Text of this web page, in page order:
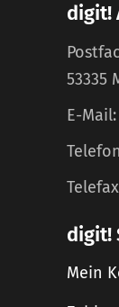
digit!
53335
E-Mail:
digit!
Mein